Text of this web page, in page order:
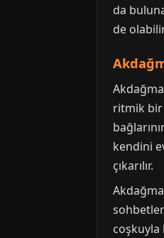
da
de
ritmik bir
kendini
çıkarılır.
coşkuyla